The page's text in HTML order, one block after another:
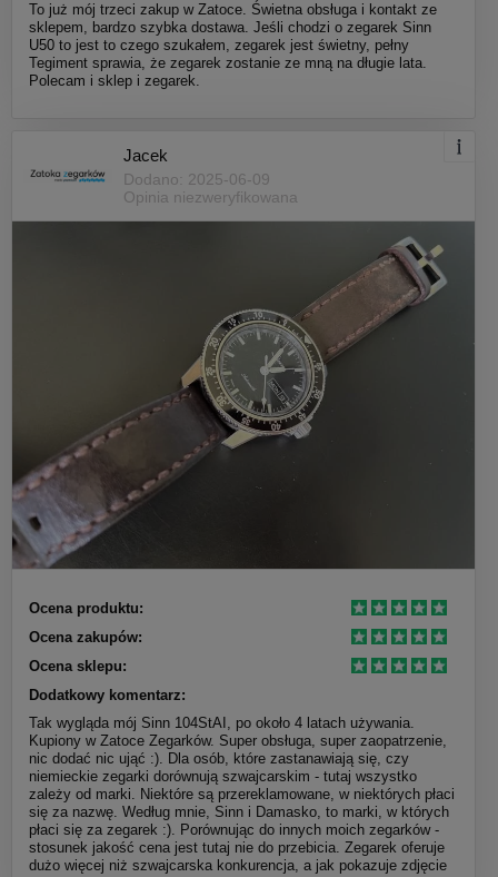
To już mój trzeci zakup w Zatoce. Świetna obsługa i kontakt ze
sklepem, bardzo szybka dostawa. Jeśli chodzi o zegarek Sinn
U50 to jest to czego szukałem, zegarek jest świetny, pełny
Tegiment sprawia, że zegarek zostanie ze mną na długie lata.
Polecam i sklep i zegarek.
Jacek
Dodano: 2025-06-09
Opinia niezweryfikowana
Ocena produktu:
Ocena zakupów:
Ocena sklepu:
Dodatkowy komentarz:
Tak wygląda mój Sinn 104StAI, po około 4 latach używania.
Kupiony w Zatoce Zegarków. Super obsługa, super zaopatrzenie,
nic dodać nic ująć :). Dla osób, które zastanawiają się, czy
niemieckie zegarki dorównują szwajcarskim - tutaj wszystko
zależy od marki. Niektóre są przereklamowane, w niektórych płaci
się za nazwę. Według mnie, Sinn i Damasko, to marki, w których
płaci się za zegarek :). Porównując do innych moich zegarków -
stosunek jakość cena jest tutaj nie do przebicia. Zegarek oferuje
dużo więcej niż szwajcarska konkurencja, a jak pokazuje zdjęcie